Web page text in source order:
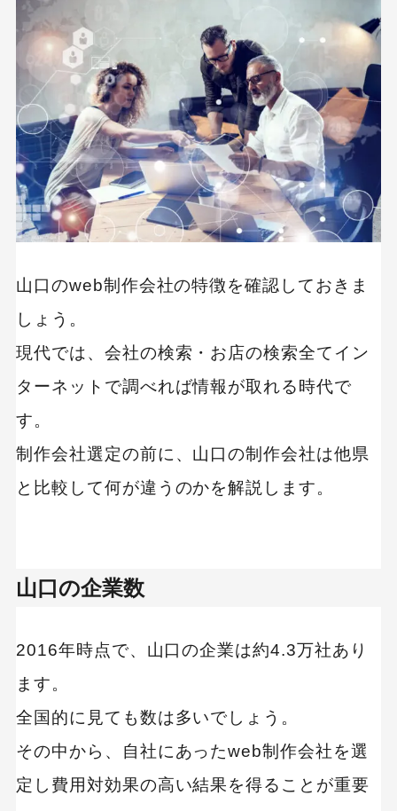
【強み別】制作経験・実績が豊富な制作会社
制作会社 比較表
様々なジャンルのサイト構築実績あり｜有限会
社Celestiale
目標到達まで徹底サポート｜株式会社無限
コミュニケーション重要視したサイト設計｜株
式会社スプリングブレス
制作会社 比較表
既存のサイトもCMS化できる｜テックデザイン
合同会社
格安でサイトカスタマイズが可能｜山口ネット
【強み別】デザインが得意な制作会社
制作会社 比較表
高いデザイン性が特徴｜ガレーラ株式会社
制作会社 比較表
ル・ワイ・サービスステーション
SEOに強いサイトを提供｜株式会社ビジネス・
ロジック・ジャパン
山口のweb制作会社の特徴を確認しておきま
しょう。
現代では、会社の検索・お店の検索全てイン
ターネットで調べれば情報が取れる時代で
す。
制作会社選定の前に、山口の制作会社は他県
と比較して何が違うのかを解説します。
山口の企業数
2016年時点で、山口の企業は約4.3万社あり
ます。
全国的に見ても数は多いでしょう。
その中から、自社にあったweb制作会社を選
定し費用対効果の高い結果を得ることが重要